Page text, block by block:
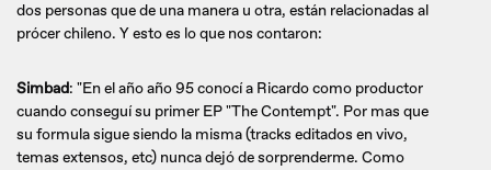
dos personas que de una manera u otra, están relacionadas al
prócer chileno. Y esto es lo que nos contaron:
Simbad: "En el año año 95 conocí a Ricardo como productor
cuando conseguí su primer EP "The Contempt". Por mas que
su formula sigue siendo la misma (tracks editados en vivo,
temas extensos, etc) nunca dejó de sorprenderme. Como